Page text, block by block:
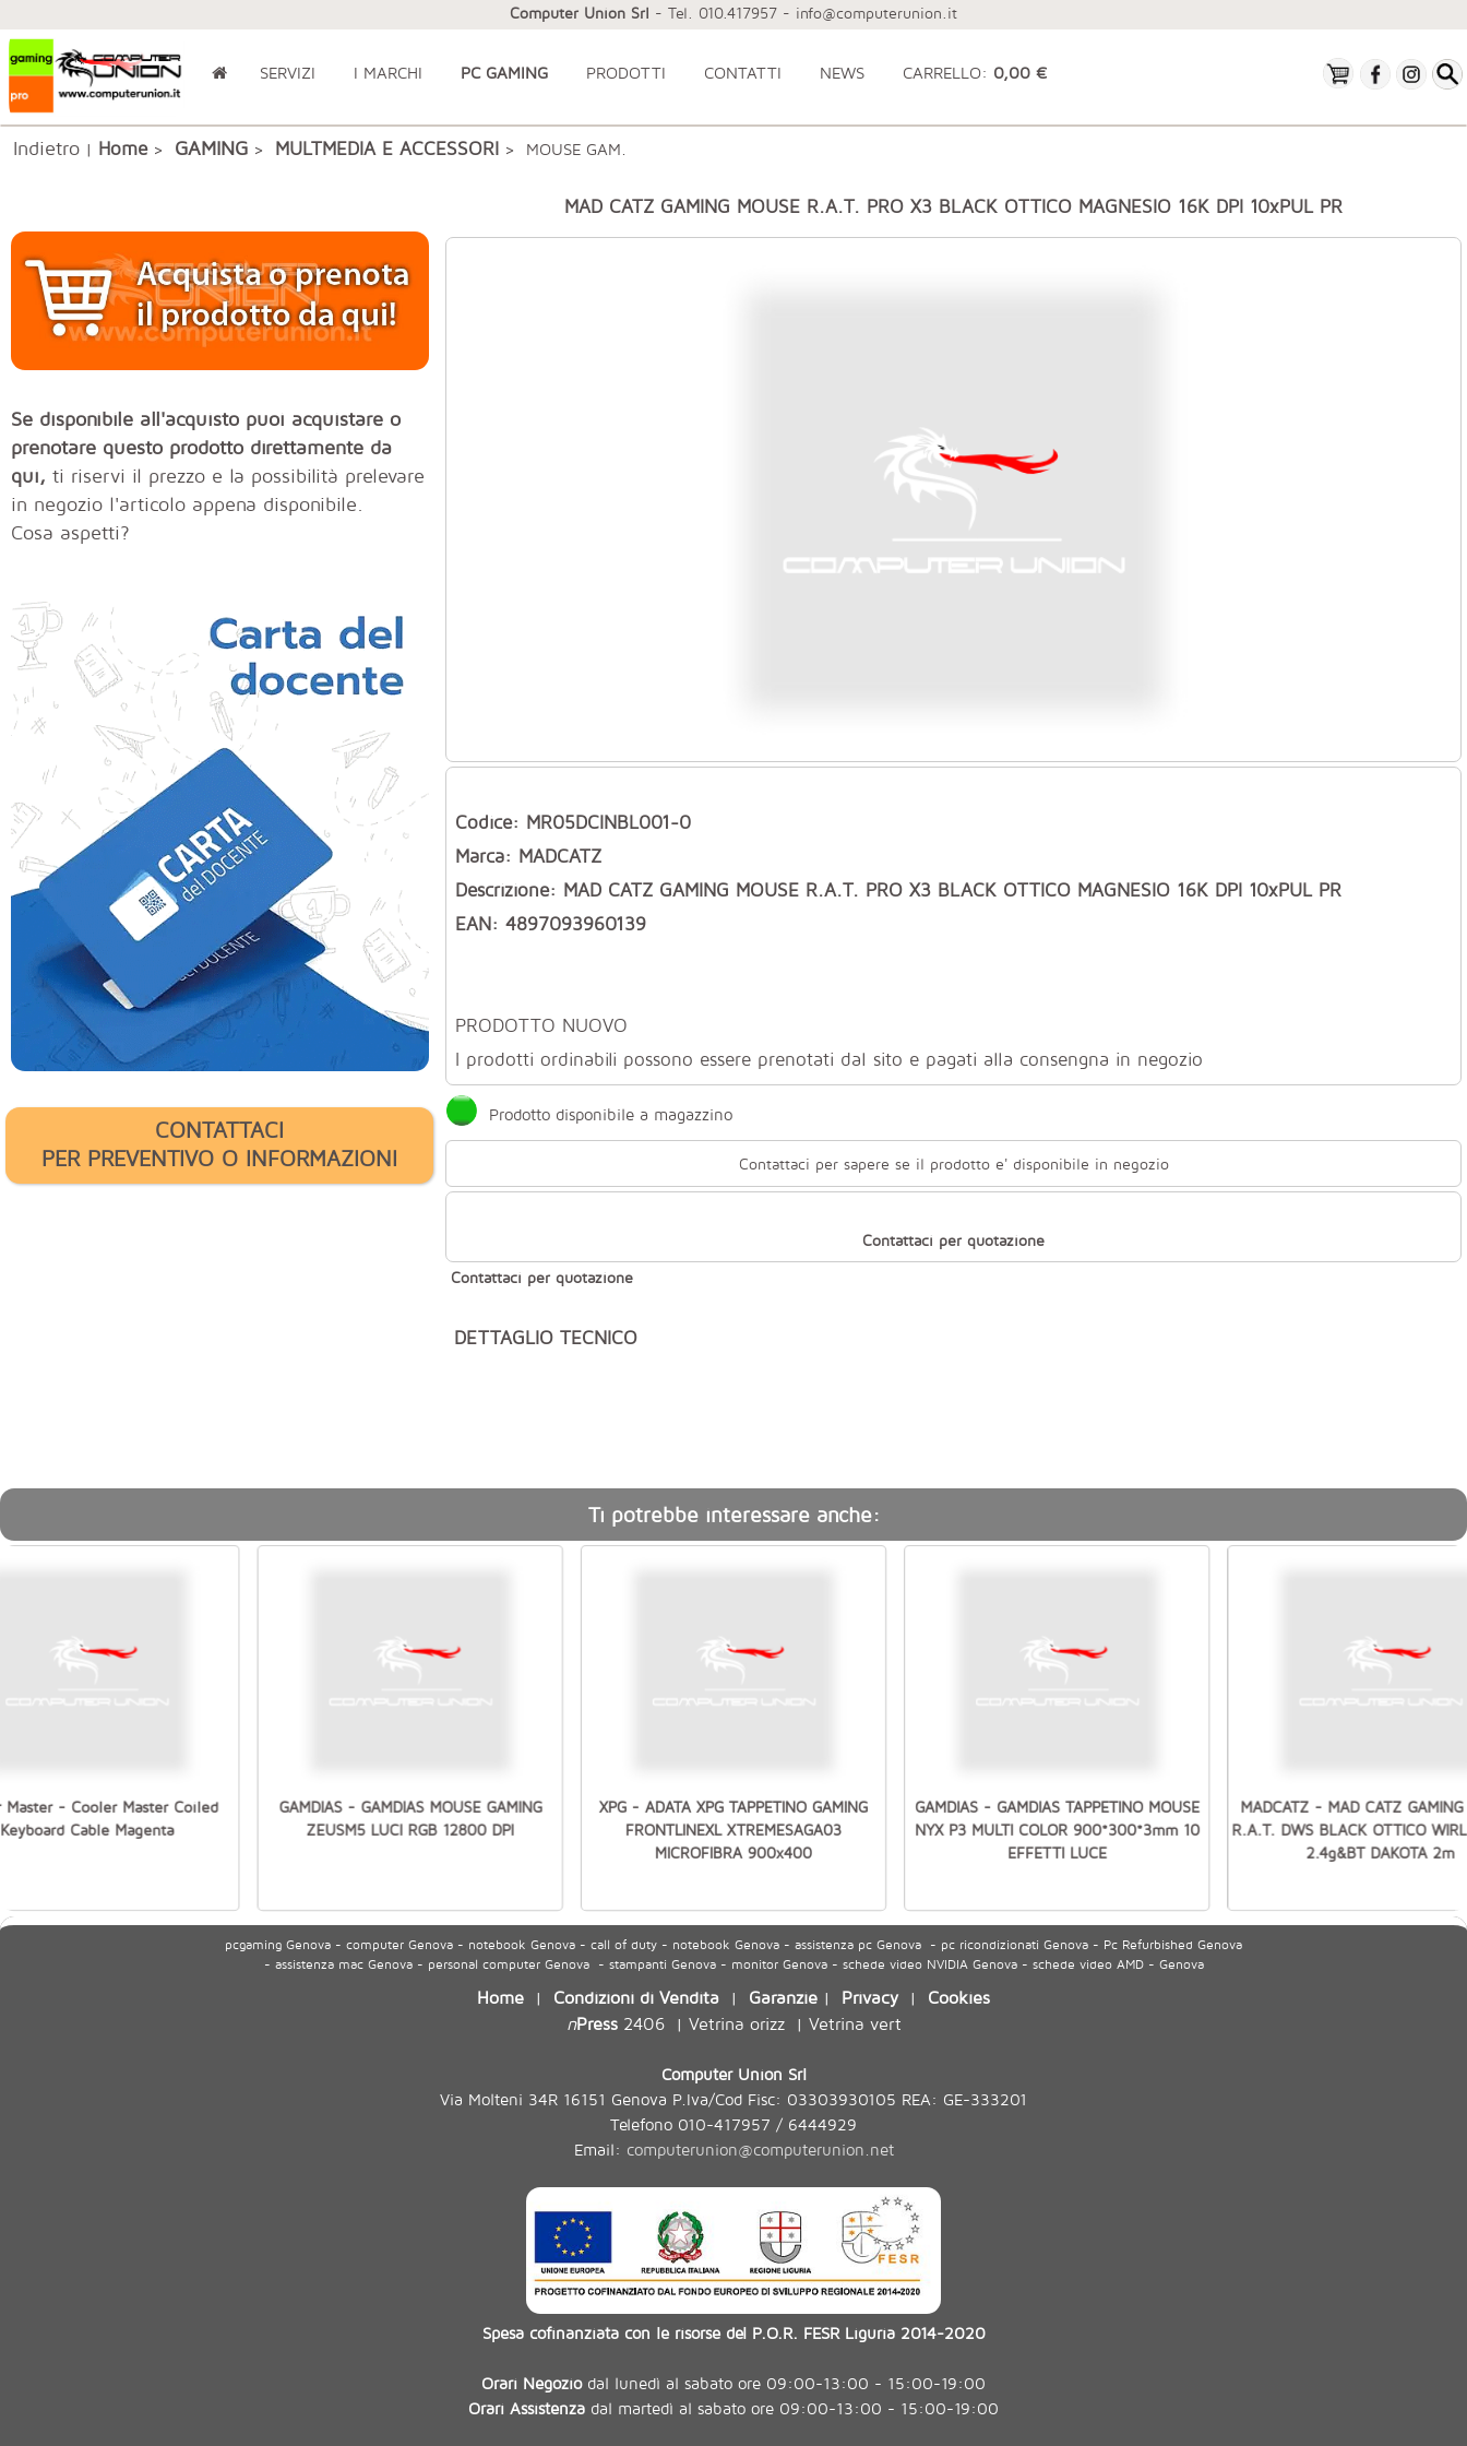
Computer Union Srl - Tel. 010.417957 - info@computerunion.it
SERVIZI I MARCHI PC GAMING PRODOTTI CONTATTI NEWS CARRELLO: 0,00 €
Indietro | Home> GAMING > MULTMEDIA E ACCESSORI > MOUSE GAM.
Se disponibile all'acquisto puoi acquistare o
prenotare questo prodotto direttamente da
qui, ti riservi il prezzo e la possibilità prelevare
in negozio l'articolo appena disponibile.
Cosa aspetti?
CONTATTACI
PER PREVENTIVO O INFORMAZIONI
MAD CATZ GAMING MOUSE R.A.T. PRO X3 BLACK OTTICO MAGNESIO 16K DPI 10xPUL PR
Codice: MR05DCINBL001-0
Marca: MADCATZ
Descrizione: MAD CATZ GAMING MOUSE R.A.T. PRO X3 BLACK OTTICO MAGNESIO 16K DPI 10xPUL PR
EAN: 4897093960139
PRODOTTO NUOVO
I prodotti ordinabili possono essere prenotati dal sito e pagati alla consengna in negozio
Prodotto disponibile a magazzino
Contattaci per sapere se il prodotto e' disponibile in negozio
Contattaci per quotazione
Contattaci per quotazione
DETTAGLIO TECNICO
Ti potrebbe interessare anche:
GAMDIAS - GAMDIAS MOUSE GAMING
ZEUSM5 LUCI RGB 12800 DPI
XPG - ADATA XPG TAPPETINO GAMING
FRONTLINEXL XTREMESAGA03
MICROFIBRA 900x400
GAMDIAS - GAMDIAS TAPPETINO MOUSE
NYX P3 MULTI COLOR 900*300*3mm 10
EFFETTI LUCE
MADCATZ - MAD CATZ GAMING
R.A.T. DWS BLACK OTTICO
2.4g&BT DAKOTA 2m
Master - Cooler Master Coiled
Keyboard Cable Magenta
pcgaming Genova - computer Genova - notebook Genova - call of duty - notebook Genova - assistenza pc Genova - pc ricondizionati Genova - Pc Refurbished Genova
- assistenza mac Genova - personal computer Genova - stampanti Genova - monitor Genova - schede video NVIDIA Genova - schede video AMD - Genova
Home | Condizioni di Vendita | Garanzie | Privacy| Cookies
nPress2406| Vetrina orizz| Vetrina vert
Computer Union Srl
Via Molteni 34R 16151 Genova P.Iva/Cod Fisc: 03303930105 REA: GE-333201
Telefono 010-417957 / 6444929
Email: computerunion@computerunion.net
Spesa cofinanziata con le risorse del P.O.R. FESR Liguria 2014-2020
Orari Negoziodal lunedì al sabato ore 09:00-13:00 - 15:00-19:00
Orari Assistenza dal martedì al sabato ore 09:00-13:00 - 15:00-19:00